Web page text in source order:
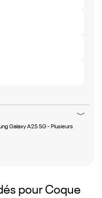
Galaxy A25 5G - Plusieurs
pour Coque